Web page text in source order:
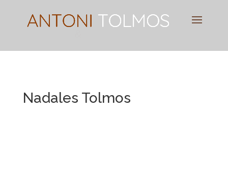
Nadales Tolmos